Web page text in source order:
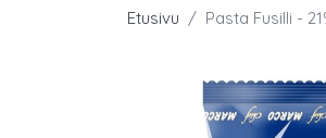
Etusivu Pasta Fusilli -